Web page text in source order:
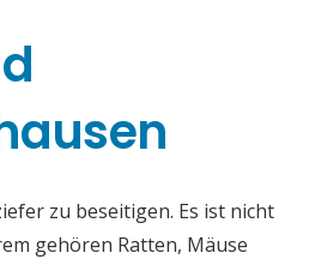
zu beseitigen. Es ist nicht
gehören Ratten, Mäuse